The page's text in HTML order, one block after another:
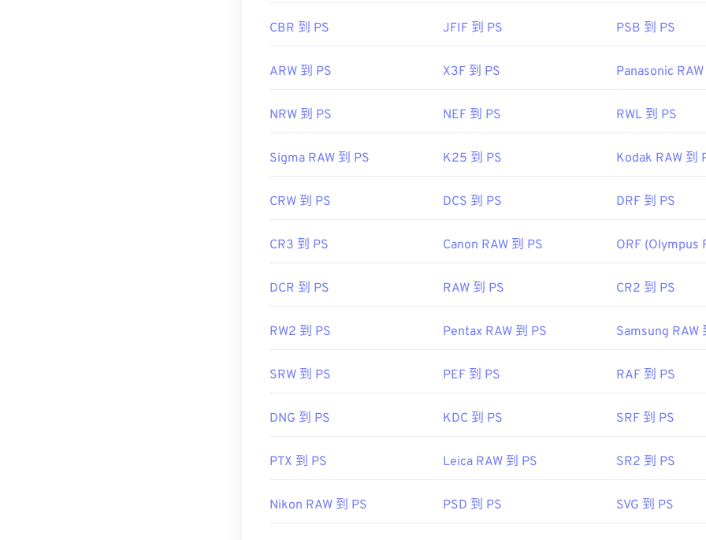
CBR 到 PS JFIF 到 PS PSB 到 PS
ARW 到 PS X3F 到 PS Panasonic
NRW 到 PS NEF 到 PS RWL 到 PS
Sigma RAW 到 PS K25 到 PS Kodak RAW 到
CRW 到 PS DCS 到 PS DRF 到 PS
CR3 到 PS Canon RAW 到 PS ORF (Olympus
DCR 到 PS RAW 到 PS CR2 到 PS
RW2 到 PS Pentax RAW 到 PS Samsung RAW
SRW 到 PS PEF 到 PS RAF 到 PS
DNG 到 PS KDC 到 PS SRF 到 PS
PTX 到 PS Leica RAW 到 PS SR2 到 PS
Nikon RAW 到 PS PSD 到 PS SVG 到 PS